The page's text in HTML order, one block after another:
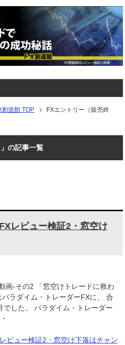
造館 TOP
FXエントリー（販売終
の記事一覧
レビュー検証2・窓空け
画-その2 「窓空けトレードに救わ
ラダイム・トレーダーFXに、 合
でした。 パラダイム・トレーダー
ビュー検証2・窓空け下落はチャン